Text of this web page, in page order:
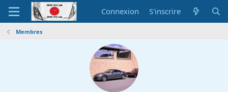
Connexion S'inscrire
Membres